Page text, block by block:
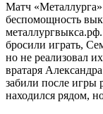
Матч
беспомощность
бросили играть,
но не реализовал
вратаря
забили после игры
находился рядом,